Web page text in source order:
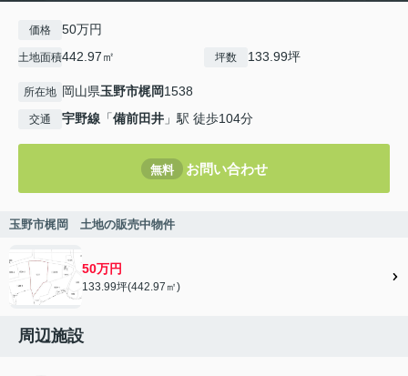
価格 50万円
土地面積442.97㎡ 坪数 133.99坪
所在地 岡山県玉野市梶岡1538
交通 宇野線 「備前田井 」駅 徒歩104分
無料 お問い合わせ
玉野市梶岡 土地の販売中物件
50万円
133.99坪(442.97㎡)
周辺施設